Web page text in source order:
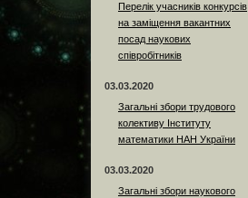
Перелік учасників конкурсів
на заміщення вакантних
посад наукових
співробітників
03.03.2020
Загальні збори трудового
колективу Інституту
математики НАН України
03.03.2020
Загальні збори наукового